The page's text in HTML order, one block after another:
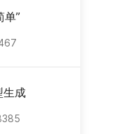
”
生成